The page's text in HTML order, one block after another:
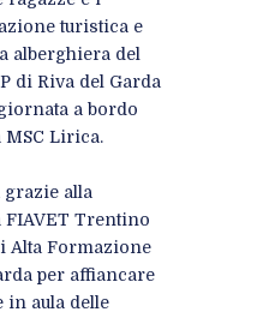
turistica e
alberghiera del
di Riva del Garda
a bordo
Lirica.
alla
FIAVET Trentino
Alta Formazione
per affiancare
in aula delle